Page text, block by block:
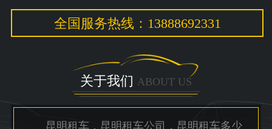
全国服务热线：13888692331
关于我们 ABOUT US
昆明租车，昆明租车公司，昆明租车多少